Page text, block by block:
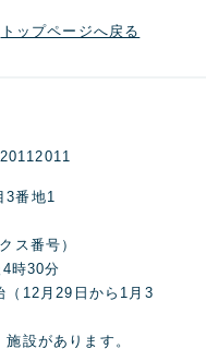
トップページへ戻る
3番地1
ス番号）
時30分
（12月29日から1月3
設があります。